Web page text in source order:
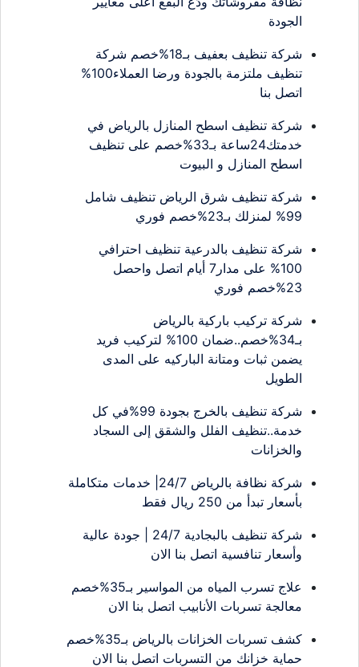
الجودة
شركة تنظيف بعفيف بـ18%خصم شركة
تنظيف ملتزمة بالجودة ورضا العملاء100%
اتصل بنا
شركة تنظيف اسطح المنازل بالرياض في
خدمتك24ساعة بـ33%خصم على تنظيف
اسطح المنازل و البيوت
شركة تنظيف شرق الرياض تنظيف شامل
99% لمنزلك بـ23%خصم فوري
شركة تنظيف بالدرعية تنظيف احترافي
100% على مدار7 أيام اتصل واحصل
23%خصم فوري
شركة تركيب باركية بالرياض
بـ34%خصم..ضمان 100% لتركيب فريد
يضمن ثبات ومتانة الباركيه على المدى
الطويل
شركة تنظيف بالخرج بجودة 99%في كل
خدمة..تنظيف الفلل والشقق إلى السجاد
والخزانات
شركة نظافة بالرياض 24/7| خدمات متكاملة
بأسعار تبدأ من 250 ريال فقط
شركة تنظيف بالبجادية 24/7 | جودة عالية
وأسعار تنافسية اتصل بنا الان
علاج تسرب المياه من المواسير بـ35%خصم
معالجة تسربات الأنابيب اتصل بنا الان
كشف تسربات الخزانات بالرياض بـ35%خصم
حماية خزانك من التسربات اتصل بنا الان